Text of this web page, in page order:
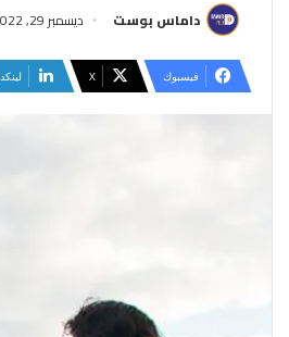
داماس بوست ديسمبر 29, 2022
فيسبوك ‫X